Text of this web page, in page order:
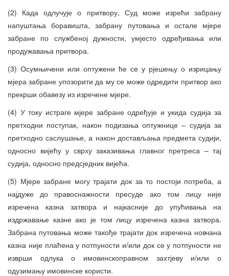
(2) Када одлучује о притвору, Суд може изрећи забрану
напуштања боравишта, забрану путовања и остале мјере
забране по службеној дужности, умјесто одређивања или
продужавања притвора.
(3) Осумњичени или оптужени ће се у рјешењу о изрицању
мјера забране упозорити да му се може одредити притвор ако
прекрши обавезу из изречене мјере.
(4) У току истраге мјере забране одређује и укида судија за
претходни поступак, након подизања оптужнице – судија за
претходно саслушање, а након достављања предмета судији,
односно вијећу у сврху заказивања главног претреса – тај
судија, односно предсједник вијећа.
(5) Мјере забране могу трајати док за то постоји потреба, а
најдуже до правоснажности пресуде ако том лицу није
изречена казна затвора и најкасније до упућивања на
издржавање казне ако је том лицу изречена казна затвора.
Забрана путовања може такође трајати док изречена новчана
казна није плаћена у потпуности и/или док се у потпуности не
изврши одлука о имовинскоправном захтјеву и/или о
одузимању имовинске користи.